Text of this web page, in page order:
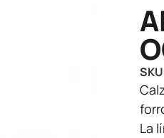
SKU
La